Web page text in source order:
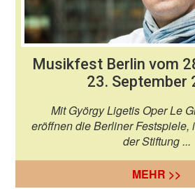
Musikfest Berlin vom
23. September
Mit György Ligetis Oper Le
eröffnen die Berliner Festspiele,
der Stiftung ...
MEHR >>